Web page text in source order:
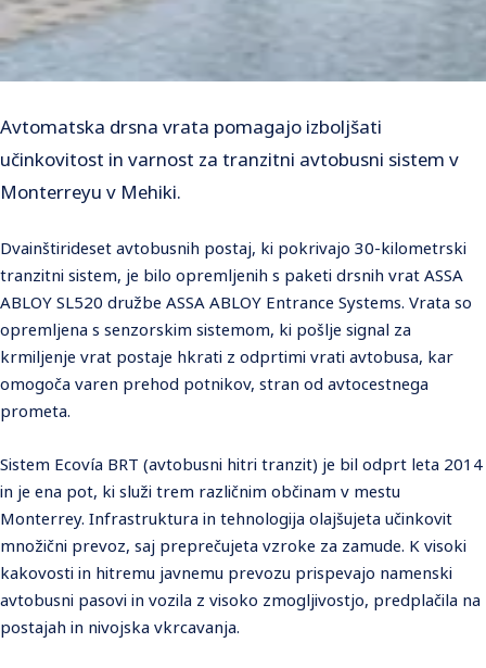
Avtomatska drsna vrata pomagajo izboljšati
učinkovitost in varnost za tranzitni avtobusni sistem v
Monterreyu v Mehiki.
Dvainštirideset avtobusnih postaj, ki pokrivajo 30-kilometrski
tranzitni sistem, je bilo opremljenih s paketi drsnih vrat ASSA
ABLOY SL520 družbe ASSA ABLOY Entrance Systems. Vrata so
opremljena s senzorskim sistemom, ki pošlje signal za
krmiljenje vrat postaje hkrati z odprtimi vrati avtobusa, kar
omogoča varen prehod potnikov, stran od avtocestnega
prometa.
Sistem Ecovía BRT (avtobusni hitri tranzit) je bil odprt leta 2014
in je ena pot, ki služi trem različnim občinam v mestu
Monterrey. Infrastruktura in tehnologija olajšujeta učinkovit
množični prevoz, saj preprečujeta vzroke za zamude. K visoki
kakovosti in hitremu javnemu prevozu prispevajo namenski
avtobusni pasovi in vozila z visoko zmogljivostjo, predplačila na
postajah in nivojska vkrcavanja.